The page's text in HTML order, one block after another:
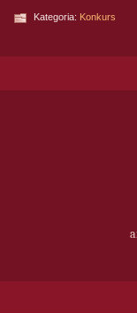
Kategoria: Konkurs